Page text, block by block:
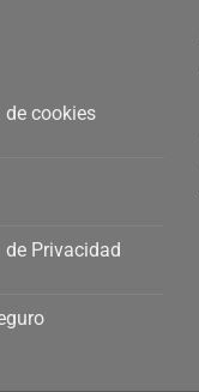
de cookies
de Privacidad